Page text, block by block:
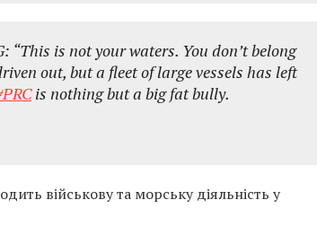
“This is not your waters. You don’t belong
out, but a fleet of large vessels has left
is nothing but a big fat bully.
військову та морську діяльність у